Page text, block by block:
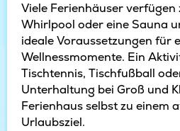
Viele Ferienhäuser verfügen
Whirlpool oder eine Sauna
ideale Voraussetzungen für
Wellnessmomente. Ein
Tischtennis, Tischfußball
Unterhaltung bei Groß und
Ferienhaus selbst zu einem
Urlaubsziel.